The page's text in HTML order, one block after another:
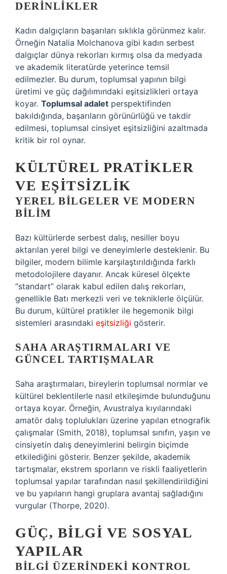
DERINLIKLER
Kadın dalgıçların başarıları sıklıkla görünmez kalır.
Örneğin Natalia Molchanova gibi kadın serbest
dalgıçlar dünya rekorları kırmış olsa da medyada
ve akademik literatürde yeterince temsil
edilmezler. Bu durum, toplumsal yapının bilgi
üretimi ve güç dağılımındaki eşitsizlikleri ortaya
koyar. Toplumsal adalet perspektifinden
bakıldığında, başarıların görünürlüğü ve takdir
edilmesi, toplumsal cinsiyet eşitsizliğini azaltmada
kritik bir rol oynar.
KÜLTÜREL PRATIKLER
VE EŞITSIZLIK
YEREL BILGELER VE MODERN
BILIM
Bazı kültürlerde serbest dalış, nesiller boyu
aktarılan yerel bilgi ve deneyimlerle desteklenir. Bu
bilgiler, modern bilimle karşılaştırıldığında farklı
metodolojilere dayanır. Ancak küresel ölçekte
“standart” olarak kabul edilen dalış rekorları,
genellikle Batı merkezli veri ve tekniklerle ölçülür.
Bu durum, kültürel pratikler ile hegemonik bilgi
sistemleri arasındaki eşitsizliği gösterir.
SAHA ARAŞTIRMALARI VE
GÜNCEL TARTIŞMALAR
Saha araştırmaları, bireylerin toplumsal normlar ve
kültürel beklentilerle nasıl etkileşimde bulunduğunu
ortaya koyar. Örneğin, Avustralya kıyılarındaki
amatör dalış toplulukları üzerine yapılan etnografik
çalışmalar (Smith, 2018), toplumsal sınıfın, yaşın ve
cinsiyetin dalış deneyimlerini belirgin biçimde
etkilediğini gösterir. Benzer şekilde, akademik
tartışmalar, ekstrem sporların ve riskli faaliyetlerin
toplumsal yapılar tarafından nasıl şekillendirildiğini
ve bu yapıların hangi gruplara avantaj sağladığını
vurgular (Thorpe, 2020).
GÜÇ, BILGI VE SOSYAL
YAPILAR
BILGI ÜZERINDEKI KONTROL